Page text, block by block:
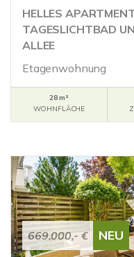
HELLES
TAGESLICHTBAD
ALLEE
Etagenwohnung
28 m²
WOHNFLÄCHE
669.000,- € NEU